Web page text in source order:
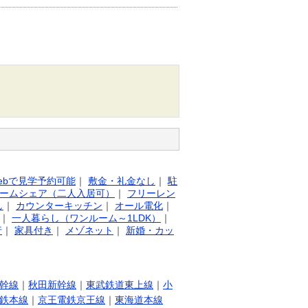
で見学予約可能 ｜ 敷金・礼金なし ｜駐
ムシェア（二人入居可）
｜ フリーレン
｜ カウンターキッチン ｜ オール電化 ｜
｜ 一人暮らし（ワンルーム～1LDK）
｜
｜ 家具付き ｜ メゾネット ｜ 新婚・カッ
線 ｜ 秋田新幹線 ｜ 東武鉄道東上線 ｜ 小
本線 ｜ 京王電鉄京王線 ｜ 東海道本線